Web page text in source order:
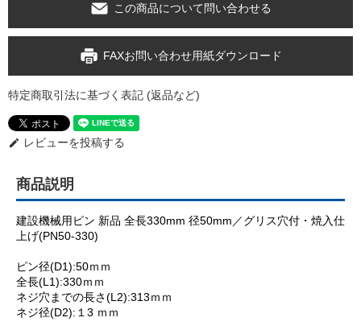
この商品について問い合わせる
FAXお問い合わせ用紙ダウンロード
特定商取引法に基づく表記 (返品など)
edit レビューを投稿する
商品説明
建設機械用ピン 新品 全長330mm 径50mm／グリス穴付・焼入仕
上げ(PN50-330)
ピン径(D1):50ｍｍ
全長(L1):330ｍｍ
ネジ穴までの長さ(L2):313ｍｍ
ネジ径(D2):１3 ｍｍ